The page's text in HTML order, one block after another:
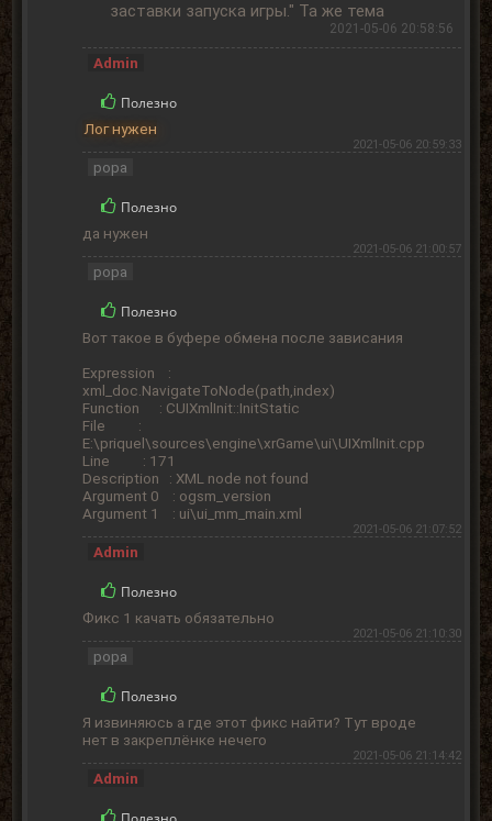
заставки запуска игры." Та же тема
2021-05-06 20:58:56
Admin
Полезно
Лог нужен
2021-05-06 20:59:33
popa
Полезно
да нужен
2021-05-06 21:00:57
popa
Полезно
Вот такое в буфере обмена после зависания
Expression :
xml_doc.NavigateToNode(path,index)
Function : CUIXmlInit::InitStatic
File :
E:\priquel\sources\engine\xrGame\ui\UIXmlInit.cpp
Line : 171
Description : XML node not found
Argument 0 : ogsm_version
Argument 1 : ui\ui_mm_main.xml
2021-05-06 21:07:52
Admin
Полезно
Фикс 1 качать обязательно
2021-05-06 21:10:30
popa
Полезно
Я извиняюсь а где этот фикс найти? Тут вроде
нет в закреплёнке нечего
2021-05-06 21:14:42
Admin